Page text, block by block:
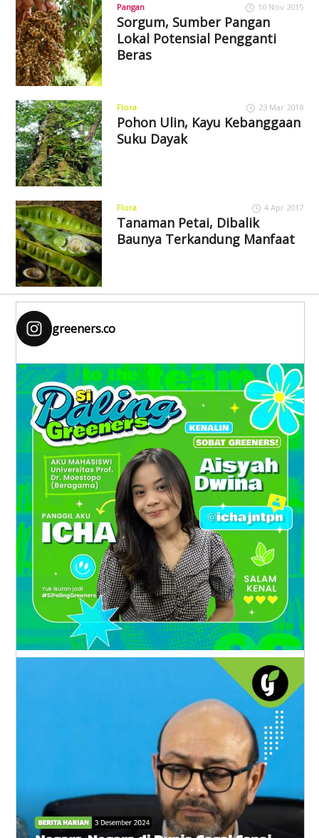
Pangan 10 Nov 2015
Sorgum, Sumber Pangan
Lokal Potensial Pengganti
Beras
Flora 23 Mar 2018
Pohon Ulin, Kayu Kebanggaan
Suku Dayak
Flora 4 Apr 2017
Tanaman Petai, Dibalik
Baunya Terkandung Manfaat
greeners.co